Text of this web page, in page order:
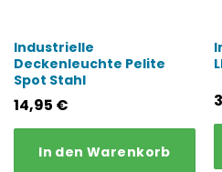
Industrielle
Deckenleuchte Pelite
Spot Stahl
14,95 €
In den Warenkorb